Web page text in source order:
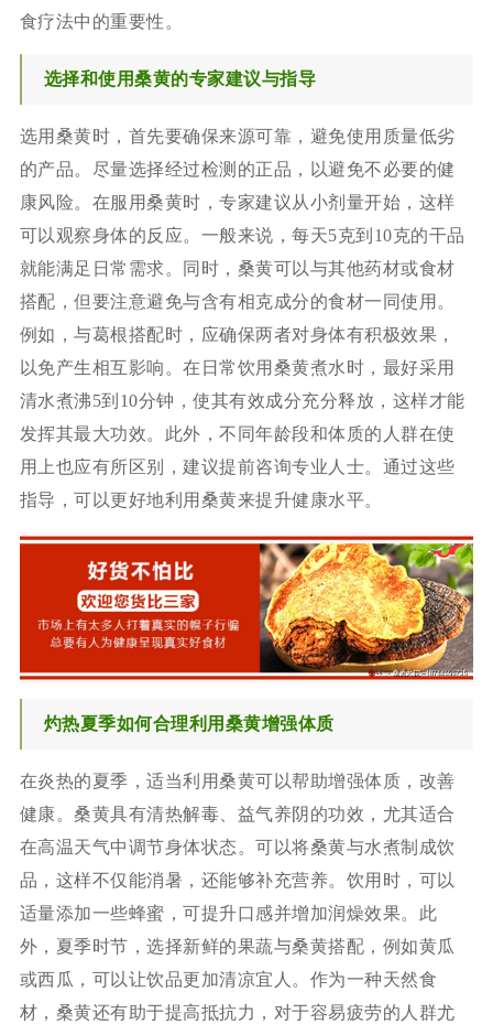
食疗法中的重要性。
选择和使用桑黄的专家建议与指导
选用桑黄时，首先要确保来源可靠，避免使用质量低劣
的产品。尽量选择经过检测的正品，以避免不必要的健
康风险。在服用桑黄时，专家建议从小剂量开始，这样
可以观察身体的反应。一般来说，每天5克到10克的干品
就能满足日常需求。同时，桑黄可以与其他药材或食材
搭配，但要注意避免与含有相克成分的食材一同使用。
例如，与葛根搭配时，应确保两者对身体有积极效果，
以免产生相互影响。在日常饮用桑黄煮水时，最好采用
清水煮沸5到10分钟，使其有效成分充分释放，这样才能
发挥其最大功效。此外，不同年龄段和体质的人群在使
用上也应有所区别，建议提前咨询专业人士。通过这些
指导，可以更好地利用桑黄来提升健康水平。
灼热夏季如何合理利用桑黄增强体质
在炎热的夏季，适当利用桑黄可以帮助增强体质，改善
健康。桑黄具有清热解毒、益气养阴的功效，尤其适合
在高温天气中调节身体状态。可以将桑黄与水煮制成饮
品，这样不仅能消暑，还能够补充营养。饮用时，可以
适量添加一些蜂蜜，可提升口感并增加润燥效果。此
外，夏季时节，选择新鲜的果蔬与桑黄搭配，例如黄瓜
或西瓜，可以让饮品更加清凉宜人。作为一种天然食
材，桑黄还有助于提高抵抗力，对于容易疲劳的人群尤